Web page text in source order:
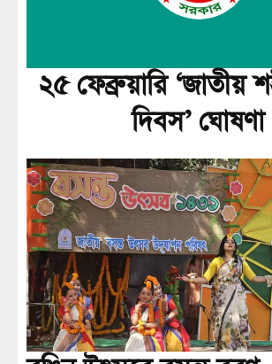
২৫ ফেব্রুয়ারি ‘জাতীয়
দিবস’ ঘোষণা